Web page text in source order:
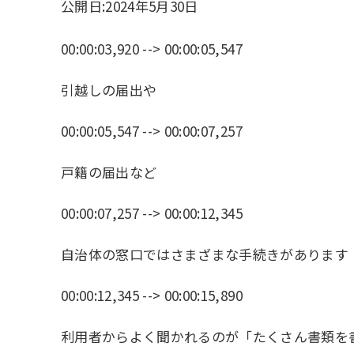
公開日:2024年5月30日
00:00:03,920 --> 00:00:05,547
引越しの届出や
00:00:05,547 --> 00:00:07,257
戸籍の届出など
00:00:07,257 --> 00:00:12,345
自治体の窓口ではさまざまな手続きがあります
00:00:12,345 --> 00:00:15,890
利用者からよく聞かれるのが「たくさん書類を